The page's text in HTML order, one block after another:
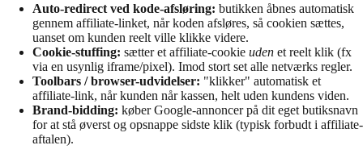
Auto-redirect ved kode-afsløring: butikken åbnes automatisk
gennem affiliate-linket, når koden afsløres, så cookien sættes,
uanset om kunden reelt ville klikke videre.
Cookie-stuffing: sætter et affiliate-cookie uden et reelt klik (fx
via en usynlig iframe/pixel). Imod stort set alle netværks regler.
Toolbars / browser-udvidelser: "klikker" automatisk et
affiliate-link, når kunden når kassen, helt uden kundens viden.
Brand-bidding: køber Google-annoncer på dit eget butiksnavn
for at stå øverst og opsnappe sidste klik (typisk forbudt i affiliate-
aftalen).